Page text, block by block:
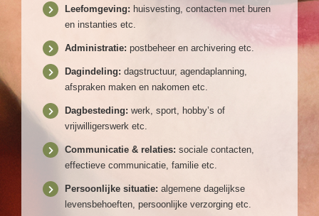
Leefomgeving: huisvesting, contacten met buren
en instanties etc.
Administratie: postbeheer en archivering etc.
Dagindeling: dagstructuur, agendaplanning,
afspraken maken en nakomen etc.
Dagbesteding: werk, sport, hobby’s of
vrijwilligerswerk etc.
Communicatie & relaties: sociale contacten,
effectieve communicatie, familie etc.
Persoonlijke situatie: algemene dagelijkse
levensbehoeften, persoonlijke verzorging etc.